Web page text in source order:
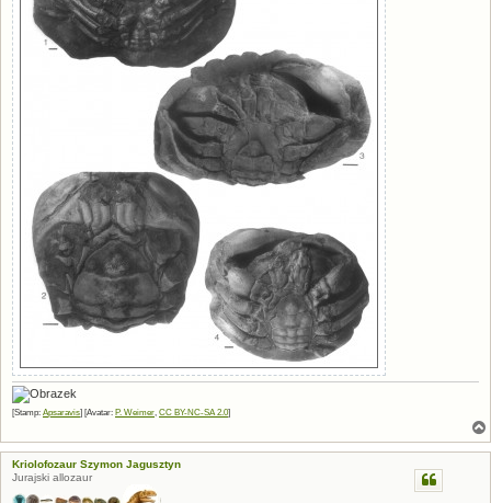
[Stamp: Apsaravis] [Avatar: P. Weimer CC BY-NC-SA 2.0]
Kriolofozaur Szymon Jagusztyn
Jurajski allozaur